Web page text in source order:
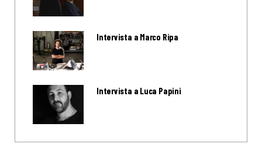
Intervista a Marco Ripa
Intervista a Luca Papini